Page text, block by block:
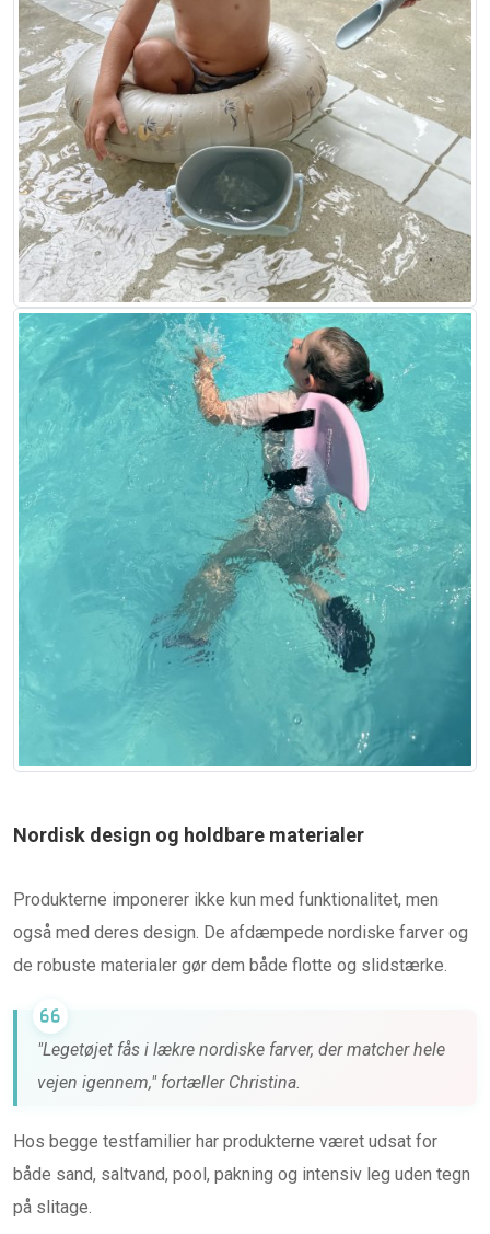
Nordisk design og holdbare materialer
Produkterne imponerer ikke kun med funktionalitet, men
også med deres design. De afdæmpede nordiske farver og
de robuste materialer gør dem både flotte og slidstærke.
"Legetøjet fås i lækre nordiske farver, der matcher hele
vejen igennem," fortæller Christina.
Hos begge testfamilier har produkterne været udsat for
både sand, saltvand, pool, pakning og intensiv leg uden tegn
på slitage.